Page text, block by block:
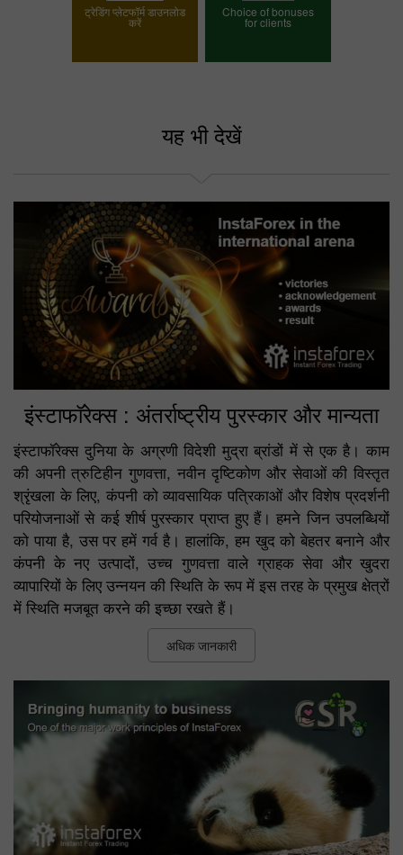
ट्रेडिंग प्लेटफॉर्म डाउनलोड
करें
Choice of bonuses
for clients
यह भी देखें
इंस्टाफॉरेक्स : अंतर्राष्ट्रीय पुरस्कार और मान्यता
इंस्टाफॉरेक्स दुनिया के अग्रणी विदेशी मुद्रा ब्रांडों में से एक है। काम
की अपनी त्रुटिहीन गुणवत्ता, नवीन दृष्टिकोण और सेवाओं की विस्तृत
श्रृंखला के लिए, कंपनी को व्यावसायिक पत्रिकाओं और विशेष प्रदर्शनी
परियोजनाओं से कई शीर्ष पुरस्कार प्राप्त हुए हैं। हमने जिन उपलब्धियों
को पाया है, उस पर हमें गर्व है। हालांकि, हम खुद को बेहतर बनाने और
कंपनी के नए उत्पादों, उच्च गुणवत्ता वाले ग्राहक सेवा और खुदरा
व्यापारियों के लिए उन्नयन की स्थिति के रूप में इस तरह के प्रमुख क्षेत्रों
में स्थिति मजबूत करने की इच्छा रखते हैं।
अधिक जानकारी